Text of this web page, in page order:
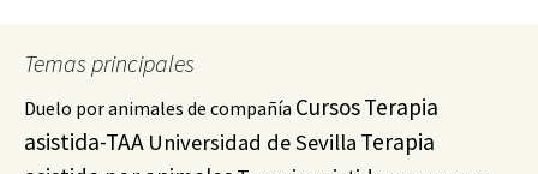
Temas principales
Duelo por animales de compañía CursosTerapia
asistida-TAA Universidad de Sevilla Terapia